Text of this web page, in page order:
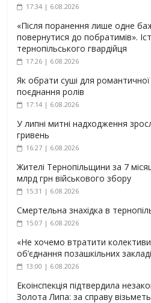
17:34 | 6.08.2026
«Після поранення лише одне
повернутися до побратимів».
тернопільського гвардійця
17:26 | 6.08.2026
Як обрати суші для романтичної
поєднання ролів
17:14 | 6.08.2026
У липні митні надходження
гривень
16:27 | 6.08.2026
Жителі Тернопільщини за 7
млрд грн військового збору
15:31 | 6.08.2026
Смертельна знахідка в
15:07 | 6.08.2026
«Не хочемо втратити
об’єднання позашкільних
13:00 | 6.08.2026
Екоінспекція підтвердила
Золота Липа: за справу